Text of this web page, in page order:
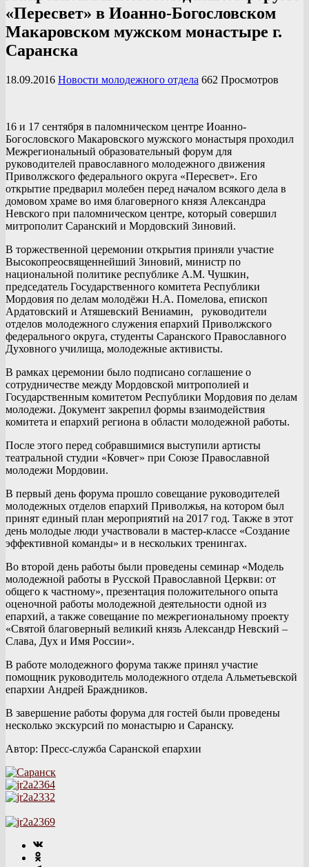
«Пересвет» в Иоанно-Богословском
Макаровском мужском монастыре г.
Саранска
18.09.2016 Новости молодежного отдела 662 Просмотров
16 и 17 сентября в паломническом центре Иоанно-
Богословского Макаровского мужского монастыря проходил
Межрегиональный образовательный форум для
руководителей православного молодежного движения
Приволжского федерального округа «Пересвет». Его
открытие предварил молебен перед началом всякого дела в
домовом храме во имя благоверного князя Александра
Невского при паломническом центре, который совершил
митрополит Саранский и Мордовский Зиновий.
В торжественной церемонии открытия приняли участие
Высокопреосвященнейший Зиновий, министр по
национальной политике республике А.М. Чушкин,
председатель Государственного комитета Республики
Мордовия по делам молодёжи Н.А. Помелова, епископ
Ардатовский и Атяшевский Вениамин, руководители
отделов молодежного служения епархий Приволжского
федерального округа, студенты Саранского Православного
Духовного училища, молодежные активисты.
В рамках церемонии было подписано соглашение о
сотрудничестве между Мордовской митрополией и
Государственным комитетом Республики Мордовия по делам
молодежи. Документ закрепил формы взаимодействия
комитета и епархий региона в области молодежной работы.
После этого перед собравшимися выступили артисты
театральной студии «Ковчег» при Союзе Православной
молодежи Мордовии.
В первый день форума прошло совещание руководителей
молодежных отделов епархий Приволжья, на котором был
принят единый план мероприятий на 2017 год. Также в этот
день молодые люди участвовали в мастер-классе «Создание
эффективной команды» и в нескольких тренингах.
Во второй день работы были проведены семинар «Модель
молодежной работы в Русской Православной Церкви: от
общего к частному», презентация положительного опыта
оценочной работы молодежной деятельности одной из
епархий, а также совещание по межрегиональному проекту
«Святой благоверный великий князь Александр Невский –
Слава, Дух и Имя России».
В работе молодежного форума также принял участие
помощник руководитель молодежного отдела Альметьевской
епархии Андрей Браждников.
В завершение работы форума для гостей были проведены
несколько экскурсий по монастырю и Саранску.
Автор: Пресс-служба Саранской епархии